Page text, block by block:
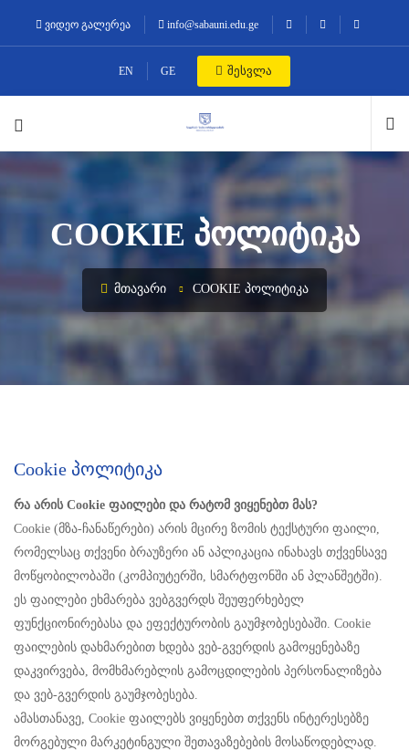
ვიდეო გალერეა info@sabauni.edu.ge
EN GE შესვლა
COOKIE ᲞᲝᲚᲘᲢᲘᲙᲐ
ᲛᲗᲐᲕᲐᲠᲘ COOKIE ᲞᲝᲚᲘᲢᲘᲙᲐ
Cookie Პოლიტიკა
რა არის Cookie ფაილები და რატომ ვიყენებთ მას?
Cookie (მზა-ჩანაწერები) არის მცირე ზომის ტექსტური ფაილი,
რომელსაც თქვენი ბრაუზერი ან აპლიკაცია ინახავს თქვენსავე
მოწყობილობაში (კომპიუტერში, სმარტფონში ან პლანშეტში).
ეს ფაილები ეხმარება ვებგვერდს შეუფერხებელ
ფუნქციონირებასა და ეფექტურობის გაუმჯობესებაში. Cookie
ფაილების დახმარებით ხდება ვებ-გვერდის გამოყენებაზე
დაკვირვება, მომხმარებლის გამოცდილების პერსონალიზება
და ვებ-გვერდის გაუმჯობესება.
ამასთანავე, Cookie ფაილებს ვიყენებთ თქვენს ინტერესებზე
მორგებული მარკეტინგული შეთავაზებების მოსაწოდებლად.